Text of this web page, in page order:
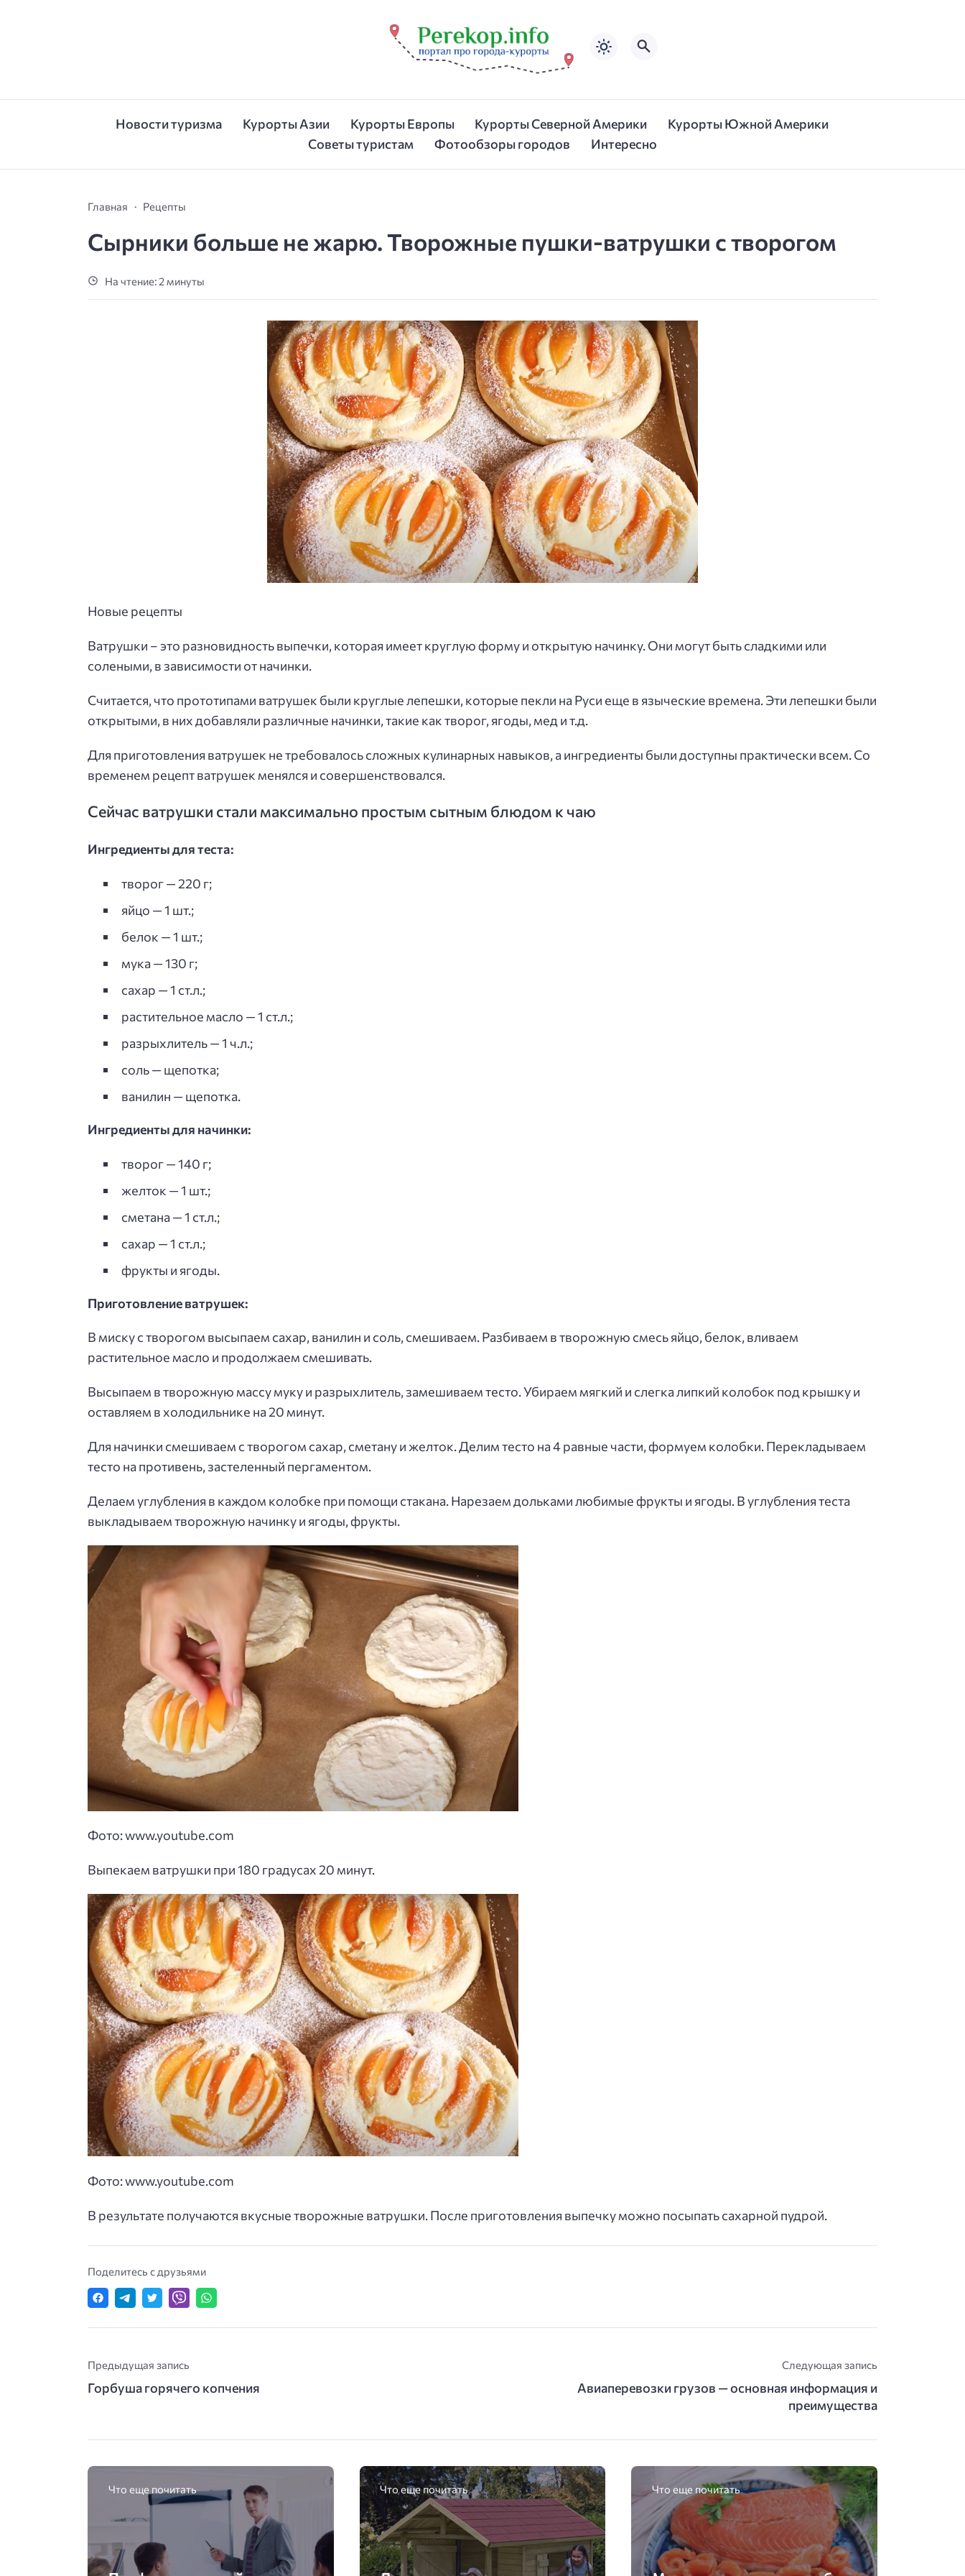
Новости туризма Курорты Азии Курорты Европы Курорты Северной Америки
Курорты Южной Америки
Советы туристам
Фотообзоры городов Интересно
Главная Рецепты
Сырники больше не жарю. Творожные пушки-ватрушки с творогом
На чтение: 2 минуты
Новые рецепты
Ватрушки – это разновидность выпечки, которая имеет круглую форму и открытую начинку. Они могут быть сладкими или
солеными, в зависимости от начинки.
Считается, что прототипами ватрушек были круглые лепешки, которые пекли на Руси еще в языческие времена. Эти лепешки были
открытыми, в них добавляли различные начинки, такие как творог, ягоды, мед и т.д.
Для приготовления ватрушек не требовалось сложных кулинарных навыков, а ингредиенты были доступны практически всем. Со
временем рецепт ватрушек менялся и совершенствовался.
Сейчас ватрушки стали максимально простым сытным блюдом к чаю
Ингредиенты для теста:
творог — 220 г;
яйцо — 1 шт.;
белок — 1 шт.;
мука — 130 г;
сахар — 1 ст.л.;
растительное масло — 1 ст.л.;
разрыхлитель — 1 ч.л.;
соль — щепотка;
ванилин — щепотка.
Ингредиенты для начинки:
творог — 140 г;
желток — 1 шт.;
сметана — 1 ст.л.;
сахар — 1 ст.л.;
фрукты и ягоды.
Приготовление ватрушек:
В миску с творогом высыпаем сахар, ванилин и соль, смешиваем. Разбиваем в творожную смесь яйцо, белок, вливаем
растительное масло и продолжаем смешивать.
Высыпаем в творожную массу муку и разрыхлитель, замешиваем тесто. Убираем мягкий и слегка липкий колобок под крышку и
оставляем в холодильнике на 20 минут.
Для начинки смешиваем с творогом сахар, сметану и желток. Делим тесто на 4 равные части, формуем колобки. Перекладываем
тесто на противень, застеленный пергаментом.
Делаем углубления в каждом колобке при помощи стакана. Нарезаем дольками любимые фрукты и ягоды. В углубления теста
выкладываем творожную начинку и ягоды, фрукты.
Фото: www.youtube.com
Выпекаем ватрушки при 180 градусах 20 минут.
Фото: www.youtube.com
В результате получаются вкусные творожные ватрушки. После приготовления выпечку можно посыпать сахарной пудрой.
Поделитесь с друзьями
Предыдущая запись
Горбуша горячего копчения
Следующая запись
Авиаперевозки грузов — основная информация и
преимущества
Что еще почитать Что еще почитать Что еще почитать